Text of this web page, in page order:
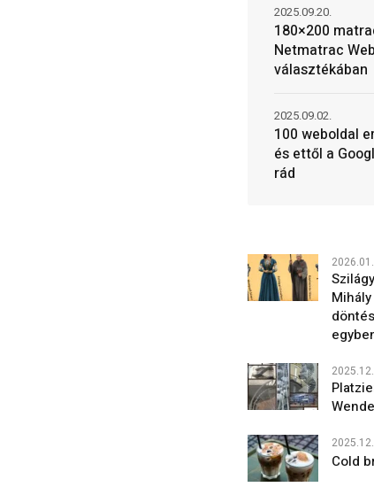
180×200
Netmatrac
választékában
2025.09.20.
100 weboldal
és ettől a
rád
2025.09.02.
Cold